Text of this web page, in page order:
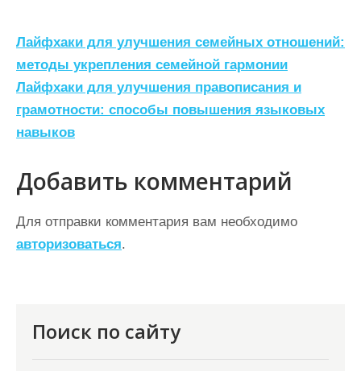
Н
а
в
и
а
ц
и
я
Лайфхаки для улучшения семейных отношений:
методы укрепления семейной гармонии
Лайфхаки для улучшения правописания и
грамотности: способы повышения языковых
навыков
Добавить комментарий
Для отправки комментария вам необходимо
авторизоваться.
Поиск по сайту